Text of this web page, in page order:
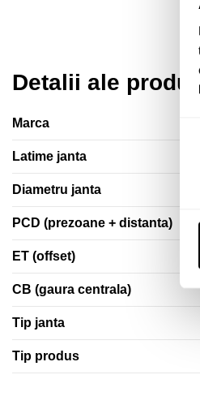
Detalii ale
Marca
Latime janta
Diametru janta
PCD (prezoane + distanta)
ET (offset)
CB (gaura centrala)
Tip janta
Tip produs